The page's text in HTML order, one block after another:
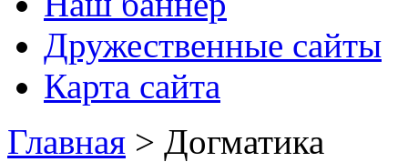
Дружественные сайты
Карта сайта
Главная > Догматика